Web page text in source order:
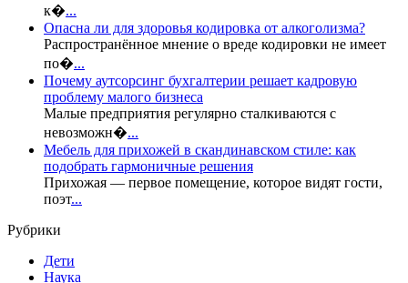
к�...
Опасна ли для здоровья кодировка от алкоголизма?
Распространённое мнение о вреде кодировки не имеет
по�...
Почему аутсорсинг бухгалтерии решает кадровую
проблему малого бизнеса
Малые предприятия регулярно сталкиваются с
невозможн�...
Мебель для прихожей в скандинавском стиле: как
подобрать гармоничные решения
Прихожая — первое помещение, которое видят гости,
поэт...
Рубрики
Дети
Наука